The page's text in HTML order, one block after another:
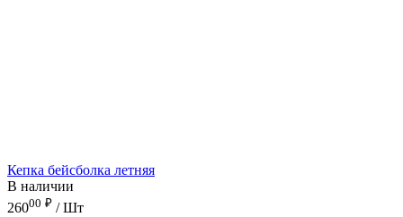
Кепка бейсболка летняя
В наличии
26000 ₽ / Шт